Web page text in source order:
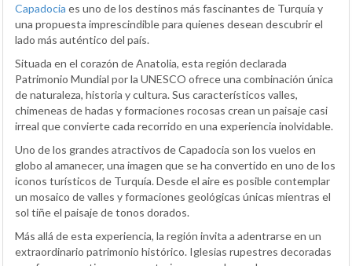
Capadocia es uno de los destinos más fascinantes de Turquía y
una propuesta imprescindible para quienes desean descubrir el
lado más auténtico del país.
Situada en el corazón de Anatolia, esta región declarada
Patrimonio Mundial por la UNESCO ofrece una combinación única
de naturaleza, historia y cultura. Sus característicos valles,
chimeneas de hadas y formaciones rocosas crean un paisaje casi
irreal que convierte cada recorrido en una experiencia inolvidable.
Uno de los grandes atractivos de Capadocia son los vuelos en
globo al amanecer, una imagen que se ha convertido en uno de los
iconos turísticos de Turquía. Desde el aire es posible contemplar
un mosaico de valles y formaciones geológicas únicas mientras el
sol tiñe el paisaje de tonos dorados.
Más allá de esta experiencia, la región invita a adentrarse en un
extraordinario patrimonio histórico. Iglesias rupestres decoradas